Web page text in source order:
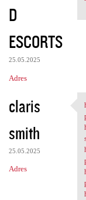
D
ESCORTS
25.05.2025
Adres
claris
smith
25.05.2025
Adres